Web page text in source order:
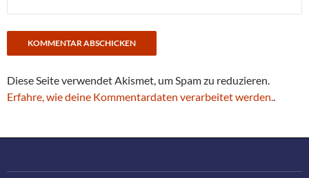
Diese Seite verwendet Akismet, um Spam zu reduzieren.
Erfahre, wie deine Kommentardaten verarbeitet werden..